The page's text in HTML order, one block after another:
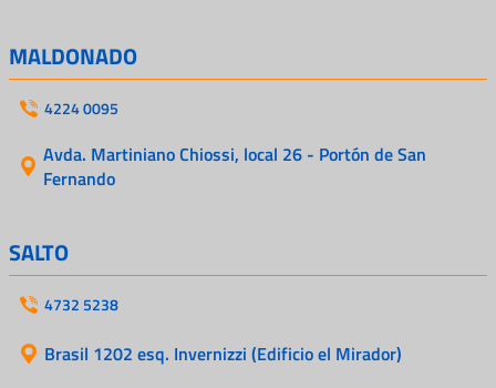
MALDONADO
4224 0095
Avda. Martiniano Chiossi, local 26 - Portón de San
Fernando
SALTO
4732 5238
Brasil 1202 esq. Invernizzi (Edificio el Mirador)